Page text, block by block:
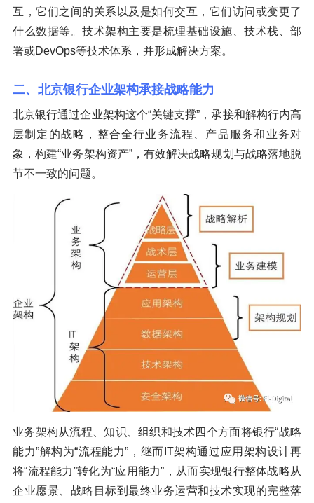
互，它们之间的关系以及是如何交互，它们访问或变更了
什么数据等。技术架构主要是梳理基础设施、技术栈、部
署或DevOps等技术体系，并形成解决方案。
二、北京银行企业架构承接战略能力
北京银行通过企业架构这个“关键支撑”，承接和解构行内高
层制定的战略，整合全行业务流程、产品服务和业务对
象，构建“业务架构资产”，有效解决战略规划与战略落地脱
节不一致的问题。
业务架构从流程、知识、组织和技术四个方面将银行“战略
能力”解构为“流程能力”，继而IT架构通过应用架构设计再
将“流程能力”转化为“应用能力”，从而实现银行整体战略从
企业愿景、战略目标到最终业务运营和技术实现的完整落